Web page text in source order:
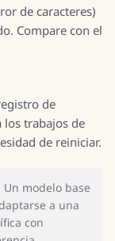
de caracteres)
Compare con el
de
los trabajos de
de reiniciar.
modelo base
a una
con